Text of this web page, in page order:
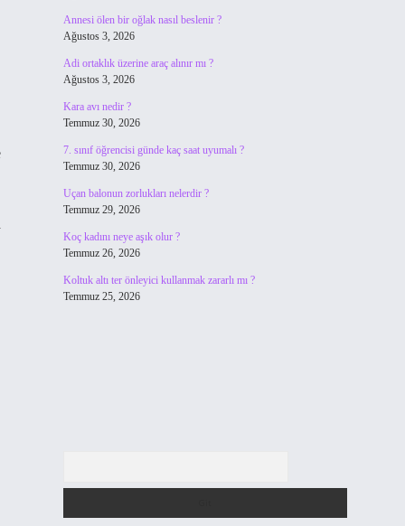
Annesi ölen bir oğlak nasıl beslenir ?
Ağustos 3, 2026
Adi ortaklık üzerine araç alınır mı ?
Ağustos 3, 2026
Kara avı nedir ?
Temmuz 30, 2026
7. sınıf öğrencisi günde kaç saat uyumalı ?
Temmuz 30, 2026
Uçan balonun zorlukları nelerdir ?
Temmuz 29, 2026
Koç kadını neye aşık olur ?
Temmuz 26, 2026
Koltuk altı ter önleyici kullanmak zararlı mı ?
Temmuz 25, 2026